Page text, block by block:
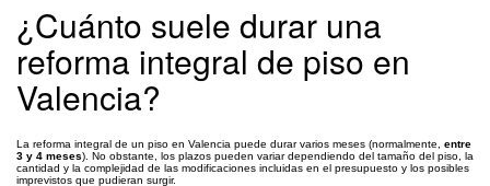
¿Cuánto suele durar una
reforma integral de piso en
Valencia?
La reforma integral de un piso en Valencia puede durar varios meses (normalmente, entre
3 y 4 meses). No obstante, los plazos pueden variar dependiendo del tamaño del piso, la
cantidad y la complejidad de las modificaciones incluidas en el presupuesto y los posibles
imprevistos que pudieran surgir.